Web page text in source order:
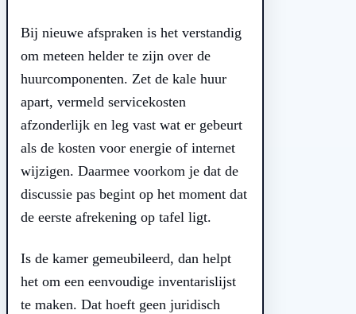
Bij nieuwe afspraken is het verstandig
om meteen helder te zijn over de
huurcomponenten. Zet de kale huur
apart, vermeld servicekosten
afzonderlijk en leg vast wat er gebeurt
als de kosten voor energie of internet
wijzigen. Daarmee voorkom je dat de
discussie pas begint op het moment dat
de eerste afrekening op tafel ligt.
Is de kamer gemeubileerd, dan helpt
het om een eenvoudige inventarislijst
te maken. Dat hoeft geen juridisch